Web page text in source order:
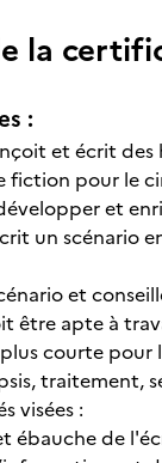
la
:
et écrit
fiction pour le
et
un scénario
et
être apte à
courte
traitement,
visées :
ébauche de